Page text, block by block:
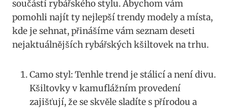
součástí rybářského stylu. ​Abychom vám
pomohli‍ najít ty nejlepší trendy modely a místa,
kde je sehnat, přinášíme vám seznam deseti⁣
nejaktuálnějších rybářských kšiltovek na trhu.
Camo styl: Tenhle trend je stálicí a není divu.
Kšiltovky v kamuflážním provedení
zajišťují, ⁣že se​ skvěle sladíte s přírodou⁢ a